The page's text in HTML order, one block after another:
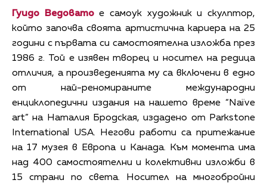
Гуидо Ведоватое самоук художник и скулптор,
който започва своята артистична кариера на 25
години с първата си самостоятелна изложба през
1986 г. Той е изявен творец и носител на редица
отличия, а произведенията му са включени в едно
от най-реномираните международни
енциклопедични издания на нашето време “Naïve
art” на Наталия Бродская, издадено от Parkstone
International USA. Негови работи са притежание
на 17 музея в Европа и Канада. Към момента има
над 400 самостоятелни и колективни изложби в
15 страни по света. Носител на многобройни